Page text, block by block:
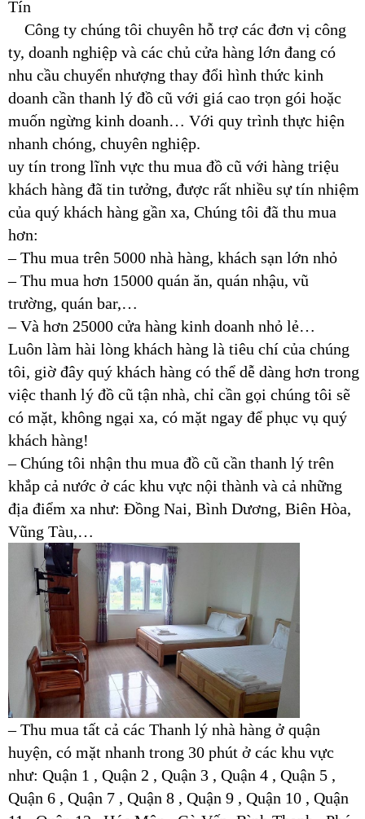
Tín
Công ty chúng tôi chuyên hỗ trợ các đơn vị công
ty, doanh nghiệp và các chủ cửa hàng lớn đang có
nhu cầu chuyển nhượng thay đổi hình thức kinh
doanh cần thanh lý đồ cũ với giá cao trọn gói hoặc
muốn ngừng kinh doanh… Với quy trình thực hiện
nhanh chóng, chuyên nghiệp.
uy tín trong lĩnh vực thu mua đồ cũ với hàng triệu
khách hàng đã tin tưởng, được rất nhiều sự tín nhiệm
của quý khách hàng gần xa, Chúng tôi đã thu mua
hơn:
– Thu mua trên 5000 nhà hàng, khách sạn lớn nhỏ
– Thu mua hơn 15000 quán ăn, quán nhậu, vũ
trường, quán bar,…
– Và hơn 25000 cửa hàng kinh doanh nhỏ lẻ…
Luôn làm hài lòng khách hàng là tiêu chí của chúng
tôi, giờ đây quý khách hàng có thể dễ dàng hơn trong
việc thanh lý đồ cũ tận nhà, chỉ cần gọi chúng tôi sẽ
có mặt, không ngại xa, có mặt ngay để phục vụ quý
khách hàng!
– Chúng tôi nhận thu mua đồ cũ cần thanh lý trên
khắp cả nước ở các khu vực nội thành và cả những
địa điểm xa như: Đồng Nai, Bình Dương, Biên Hòa,
Vũng Tàu,…
– Thu mua tất cả các Thanh lý nhà hàng ở quận
huyện, có mặt nhanh trong 30 phút ở các khu vực
như: Quận 1 , Quận 2 , Quận 3 , Quận 4 , Quận 5 ,
Quận 6 , Quận 7 , Quận 8 , Quận 9 , Quận 10 , Quận